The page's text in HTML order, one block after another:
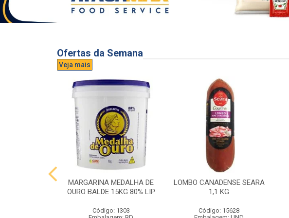
Ofertas da Semana
Veja mais
MARGARINA MEDALHA DE
OURO BALDE 15KG 80% LIP
Código: 1303
LOMBO CANADENSE SEARA
1,1 KG
Código: 15628